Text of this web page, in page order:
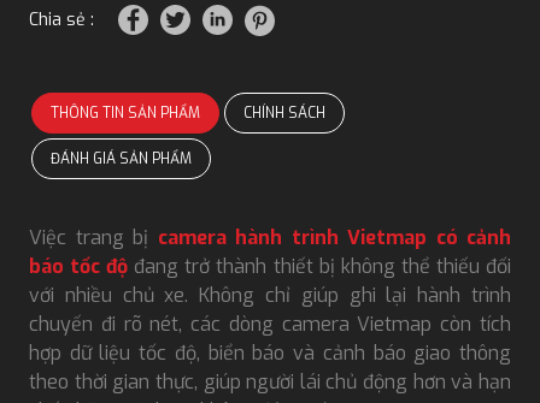
Chia sẻ :
THÔNG TIN SẢN PHẨM CHÍNH SÁCH
ĐÁNH GIÁ SẢN PHẨM
Việc trang bị camera hành trình Vietmap có cảnh
báo tốc độ đang trở thành thiết bị không thể thiếu đối
với nhiều chủ xe. Không chỉ giúp ghi lại hành trình
chuyến đi rõ nét, các dòng camera Vietmap còn tích
hợp dữ liệu tốc độ, biển báo và cảnh báo giao thông
theo thời gian thực, giúp người lái chủ động hơn và hạn